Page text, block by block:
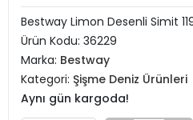
Bestway Limon Desenli Simit
Ürün Kodu: 36229
Marka: Bestway
Kategori: Şişme Deniz Ürünleri
Aynı gün kargoda!